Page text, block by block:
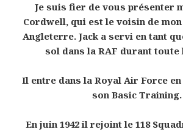
Je suis fier de vous présenter
Cordwell, qui est le voisin de
Angleterre. Jack a servi en tant
sol dans la RAF durant
Il entre dans la Royal Air Force en
son Basic Training.
En juin 1942 il rejoint le 118